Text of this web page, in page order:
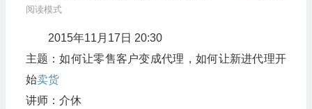
阅读模式
2015年11月17日 20:30
主题：如何让零售客户变成代理，如何让新进代理开
始卖货
讲师：介休